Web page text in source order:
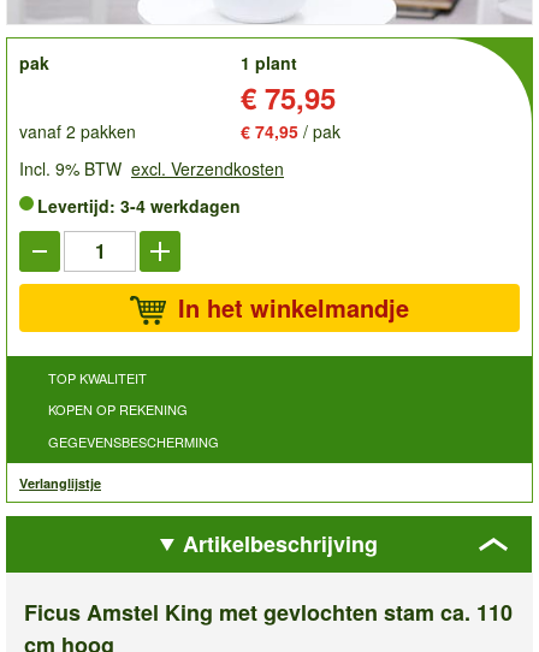
order
pak
1 plant
€ 75,95
vanaf 2 pakken € 74,95 / pak
Incl. 9% BTW excl. Verzendkosten
Levertijd: 3-4 werkdagen
In het winkelmandje
TOP KWALITEIT
KOPEN OP REKENING
GEGEVENSBESCHERMING
Verlanglijstje
Artikelbeschrijving
Ficus Amstel King met gevlochten stam ca. 110
cm hoog